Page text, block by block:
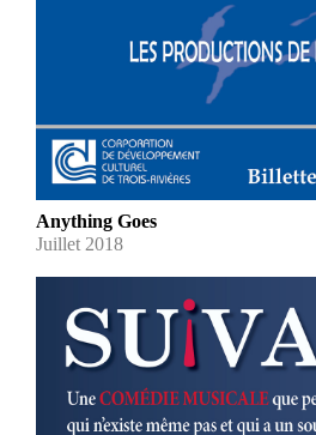
Anything Goes
Juillet 2018